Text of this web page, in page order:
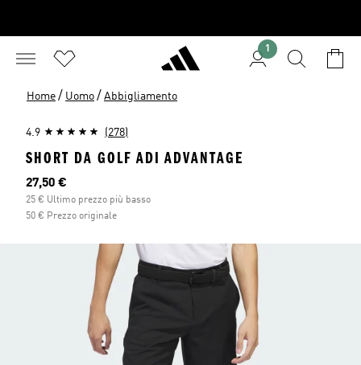
1
Home / Uomo / Abbigliamento
4.9 (278)
SHORT DA GOLF ADI ADVANTAGE
Prezzo attuale
27,50 €
25 € Ultimo prezzo più basso
50 € Prezzo originale